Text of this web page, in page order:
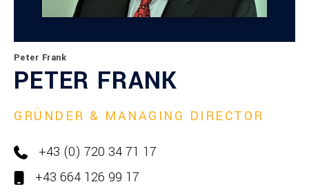
Peter Frank
PETER FRANK
GRÜNDER & MANAGING DIRECTOR
+43 (0) 720 34 71 17
+43 664 126 99 17